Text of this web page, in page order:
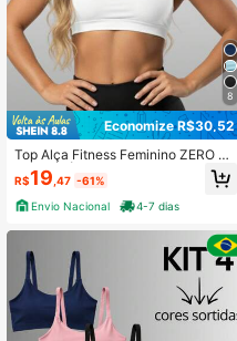
8
Economize R$30,52
Top Alça Fitness Feminino ZERO TR
ANSPARÊNCIA com Forro entrada p
ara Bojo Treino Academia Yoga Mu
sculação
R$19 ,47 -61%
Envio Nacional
4-7 dias